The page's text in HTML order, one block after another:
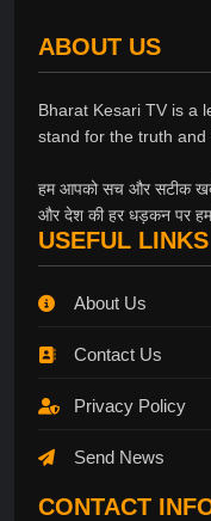
ABOUT US
Bharat Kesari TV is a
stand for the truth and
हम आपको सच और सटीक
और देश की हर धड़कन पर
USEFUL LINKS
About Us
Contact Us
Privacy Policy
Send News
CONTACT